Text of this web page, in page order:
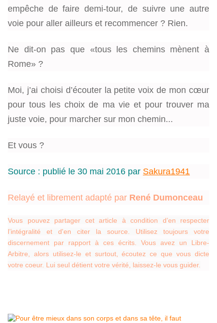
empêche de faire demi-tour, de suivre une autre
voie pour aller ailleurs et recommencer ? Rien.
Ne dit-on pas que «tous les chemins mènent à
Rome» ?
Moi, j’ai choisi d’écouter la petite voix de mon cœur
pour tous les choix de ma vie et pour trouver ma
juste voie, pour marcher sur mon chemin...
Et vous ?
Source : publié le 30 mai 2016 par Sakura1941
Relayé et librement adapté par René Dumonceau
Vous pouvez partager cet article à condition d’en respecter
l’intégralité et d'en citer la source. Utilisez toujours votre
discernement par rapport à ces écrits. Vous avez un Libre-
Arbitre, alors utilisez-le et surtout, écoutez ce que vous dicte
votre coeur. Lui seul détient votre vérité, laissez-le vous guider.